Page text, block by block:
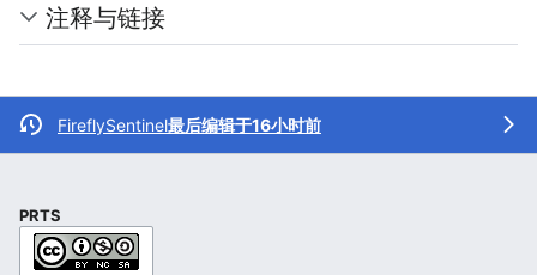
注释与链接
FireflySentinel最后编辑于16小时前
PRTS